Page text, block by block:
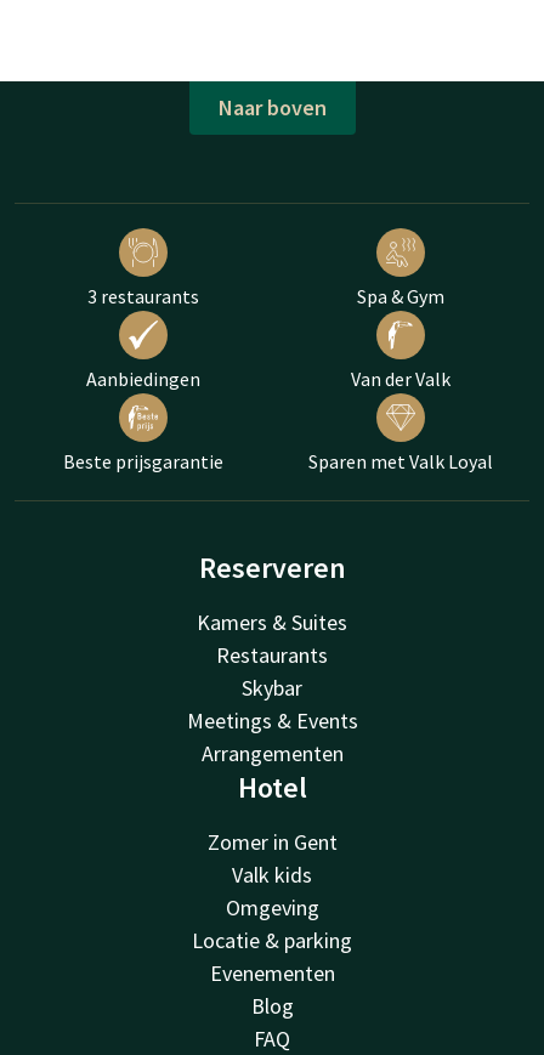
Naar boven
3 restaurants Spa & Gym
Aanbiedingen Van der Valk
Beste prijsgarantie Sparen met Valk Loyal
Reserveren
Kamers & Suites
Restaurants
Skybar
Meetings & Events
Arrangementen
Hotel
Zomer in Gent
Valk kids
Omgeving
Locatie & parking
Evenementen
Blog
FAQ